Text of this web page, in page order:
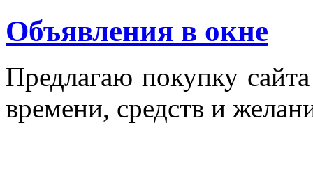
Объявления в окне
Пред­ла­гаю по­куп­ку
вре­мени, средств и